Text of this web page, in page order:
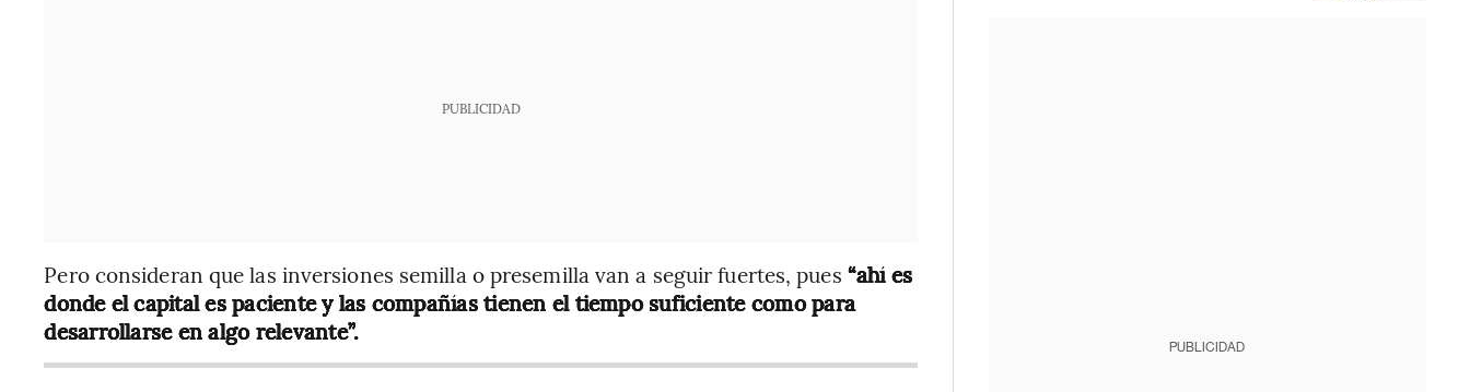
PUBLICIDAD
Pero consideran que las inversiones semilla o presemilla van a seguir fuertes, pues “ahí es
donde el capital es paciente y las compañías tienen el tiempo suficiente como para
desarrollarse en algo relevante”.
PUBLICIDAD